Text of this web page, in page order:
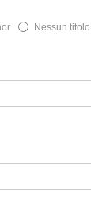
Nessun titolo